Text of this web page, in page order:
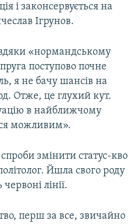
і законсервується на
Ігрунов.
«нормандському
поступово почне
я не бачу шансів на
Отже, це глухий кут.
в найближчому
можливим».
змінити статус-кво
Йшла свого роду
лінії.
перш за все, звичайно